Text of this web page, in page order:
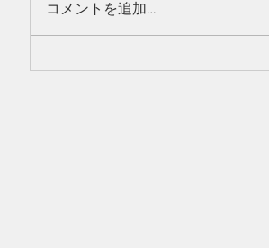
6/28 本日のおすすめ
コメントを追加…